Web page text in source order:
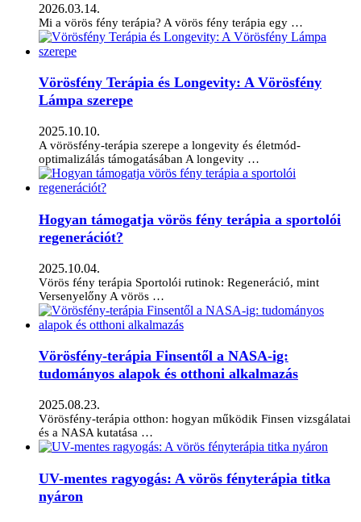
2026.03.14.
Mi a vörös fény terápia? A vörös fény terápia egy …
Vörösfény Terápia és Longevity: A Vörösfény
Lámpa szerepe
2025.10.10.
A vörösfény-terápia szerepe a longevity és életmód-
optimalizálás támogatásában A longevity …
Hogyan támogatja vörös fény terápia a sportolói
regenerációt?
2025.10.04.
Vörös fény terápia Sportolói rutinok: Regeneráció, mint
Versenyelőny A vörös …
Vörösfény-terápia Finsentől a NASA-ig:
tudományos alapok és otthoni alkalmazás
2025.08.23.
Vörösfény-terápia otthon: hogyan működik Finsen vizsgálatai
és a NASA kutatása …
UV-mentes ragyogás: A vörös fényterápia titka
nyáron